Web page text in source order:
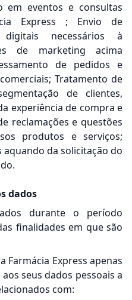
em eventos e consultas
Express ; Envio de
necessários à
de marketing acima
de pedidos e
Tratamento de
de clientes,
experiência de compra e
reclamações e questões
produtos e serviços;
da solicitação do
dados
durante o período
finalidades em que são
Farmácia Express apenas
seus dados pessoais a
com: